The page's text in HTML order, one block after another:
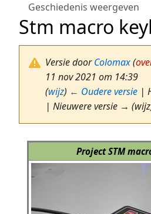
Geschiedenis weergeven
Stm macro
Versie doorColomax(
11 nov 2021 om 14:39
(wijz) ← Oudere versie |
| Nieuwere versie →
Project STM